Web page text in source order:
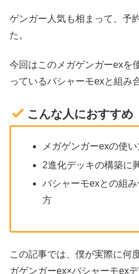
ゲンガー人気も相まって、予
た。
今回はこのメガゲンガーexを
っているバシャーモexと組み
こんな人におすすめ
メガゲンガーexの使
2進化デッキの構築に
バシャーモexとの組
方
この記事では、僕が実際に何
ガゲンガーex×バシャーモex